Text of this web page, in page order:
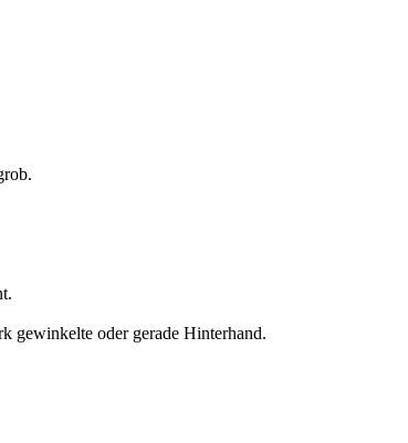
gewinkelte oder gerade Hinterhand.